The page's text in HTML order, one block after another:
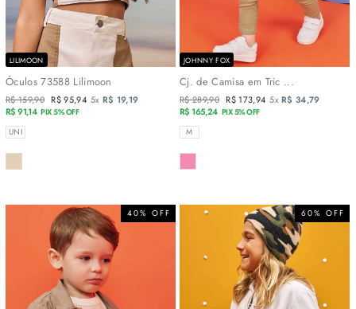
LILIMOON
Óculos 73588 Lilimoon
Preço
normal
R$ 159,90 Preço
promocional
R$ 95,94 5x R$ 19,19
R$ 91,14 PIX 5% OFF
TAMANHOS
UNI
COR
JOHNNY FOX
Cj. de Camisa em Tric ...
Preço
normal
R$ 289,90 Preço
promocional
R$ 173,94 5xR$ 34,79
R$ 165,24 PIX 5% OFF
TAMANHOS
M
COR
40% OFF 60% OFF